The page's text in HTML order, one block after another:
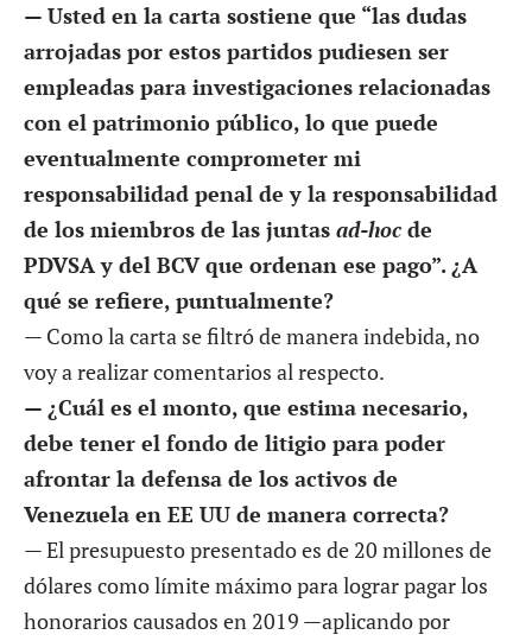
— Usted en la carta sostiene que “las dudas
arrojadas por estos partidos pudiesen ser
empleadas para investigaciones relacionadas
con el patrimonio público, lo que puede
eventualmente comprometer mi
responsabilidad penal de y la responsabilidad
de los miembros de las juntas ad-hoc de
PDVSA y del BCV que ordenan ese pago”. ¿A
qué se refiere, puntualmente?
— Como la carta se filtró de manera indebida, no
voy a realizar comentarios al respecto.
— ¿Cuál es el monto, que estima necesario,
debe tener el fondo de litigio para poder
afrontar la defensa de los activos de
Venezuela en EE UU de manera correcta?
— El presupuesto presentado es de 20 millones de
dólares como límite máximo para lograr pagar los
honorarios causados en 2019 —aplicando por